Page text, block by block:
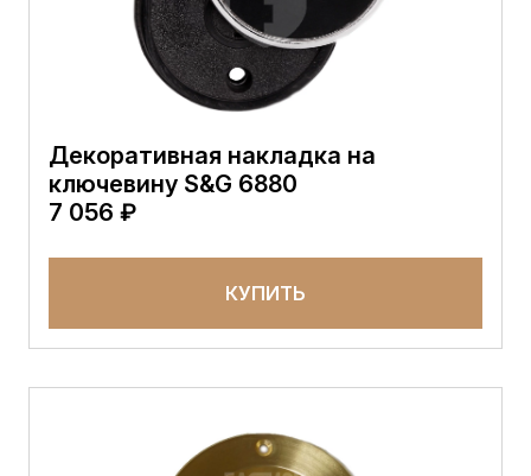
Декоративная накладка на
ключевину S&G 6880
7 056 ₽
КУПИТЬ